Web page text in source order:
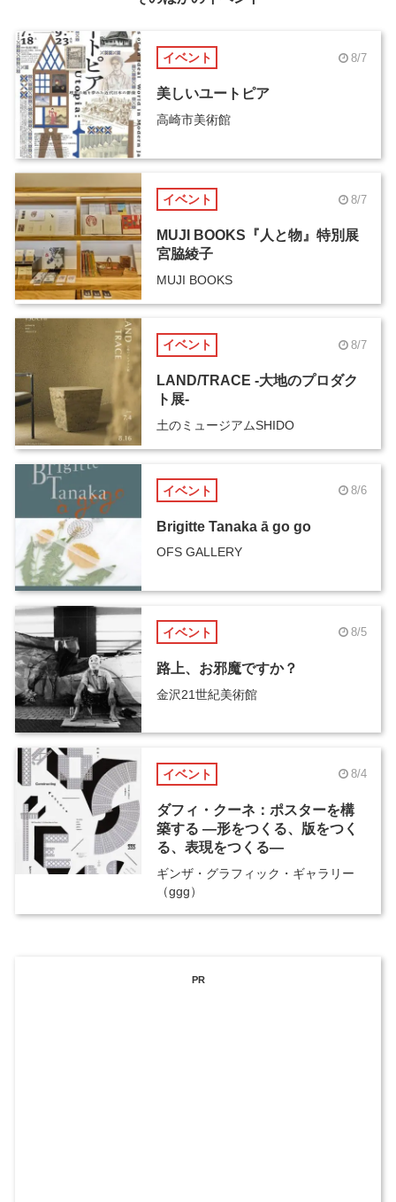
イベント 8/7
美しいユートピア
高崎市美術館
イベント 8/7
MUJI BOOKS『人と物』特別展
宮脇綾子
MUJI BOOKS
イベント 8/7
LAND/TRACE -大地のプロダク
ト展-
土のミュージアムSHIDO
イベント 8/6
Brigitte Tanaka ā go go
OFS GALLERY
イベント 8/5
路上、お邪魔ですか？
金沢21世紀美術館
イベント 8/4
ダフィ・クーネ：ポスターを構
築する ―形をつくる、版をつく
る、表現をつくる―
ギンザ・グラフィック・ギャラリー
（ggg）
PR